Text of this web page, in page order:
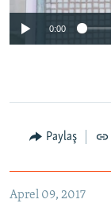
0:00
Paylaş
Aprel 09, 2017